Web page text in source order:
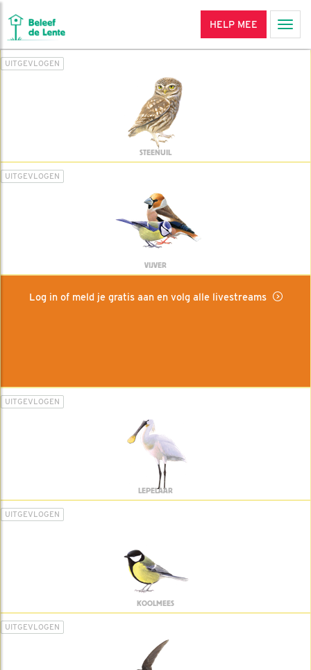
HELP MEE
UITGEVLOGEN
STEENUIL
UITGEVLOGEN
VIJVER
Log in of meld je gratis aan en volg alle livestreams
UITGEVLOGEN
LEPELAAR
UITGEVLOGEN
KOOLMEES
UITGEVLOGEN